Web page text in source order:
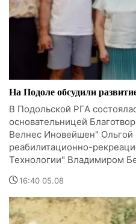
На Подоле обсудили
В Подольской РГА
основательницей
Велнес Иновейшен" Ольгой
реабилитационно-
Технологии" Владимиром
16:40 05.08